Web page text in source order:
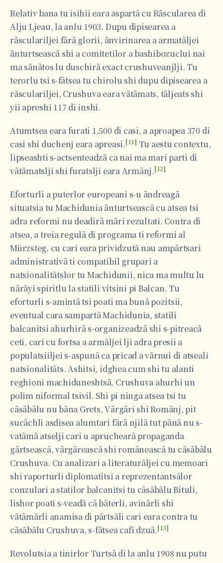
Relativ bana tu isihii eara aspartã cu Rãscularea di
Alju Ljeau, la anlu 1903. Dupu dipisearea a
rãsculariljei fãrã glorii, ãnvirinarea a armatãljei
ãnturtseascã shi a comitetilor a bashibozuclui nai
ma sãnãtos lu duschirã exact crushuveanjlji. Tu
terorlu tsi s-fãtsea tu chirolu shi dupu dipisearea a
rãsculariljei, Crushuva eara vãtãmats, tãljeats shi
yii apreshi 117 di inshi.
Atumtsea eara furati 1,500 di casi, a aproapea 370 di
casi shi duchenj eara apreasi.[11] Tu aestu contextu,
lipseashti s-actsenteadzã ca nai ma mari parti di
vãtãmatslji shi furatslji eara Armãnj.[12]
Eforturli a puterlor europeani s-u ãndreagã
situatsia tu Machidunia ãnturtseascã cu atsea tsi
adra reformi nu deadirã mãri rezultati. Contra di
atsea, a treia regulã di programa ti reformi al
Mürzsteg, cu cari eara prividzutã nau ampãrtsari
administrativã ti compatibil grupari a
natsionalitãtslor tu Machidunii, nica ma multu lu
nãrãyi spiritlu la statili vitsini pi Balcan. Tu
eforturli s-amintã tsi poati ma bunã pozitsii,
eventual cara sampartã Machidunia, statili
balcanitsi ahurhirã s-organizeadzã shi s-pitreacã
ceti, cari cu fortsa a armãljei lji adra presii a
populatsiiljei s-aspunã ca pricad a vãrnui di atseali
natsionalitãts. Ashitsi, idghea cum shi tu alanti
reghioni machiduneshtsã, Crushuva ahurhi un
polim niformal tsivil. Shi pi ninga atsea tsi tu
cãsãbãlu nu bãna Grets, Vãrgãri shi Romãnj, pit
sucãchli asdisea alumtari fãrã njilã tut pãnã nu s-
vatãmã atselji cari u apruchearã propaganda
gãrtseascã, vãrgãreascã shi romãneascã tu cãsãbãlu
Crushuva. Cu analizari a literaturãljei cu memoari
shi raporturli diplomatitsi a reprezentantsãlor
conzulari a statilor balcanitsi tu cãsãbãlu Bituli,
lishor poati s-veadã cã bãterli, avinãrli shi
vãtãmãrli anamisa di pãrtsãli cari eara contra tu
cãsãbãlu Crushuva, s-fãtsea cafi dzuã.[13]
Revolutsia a tinirlor Turtsã di la anlu 1908 nu putu